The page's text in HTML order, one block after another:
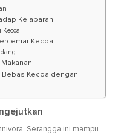
Kelaparan
Kecoa
Bebas Kecoa dengan
Serangga ini mampu